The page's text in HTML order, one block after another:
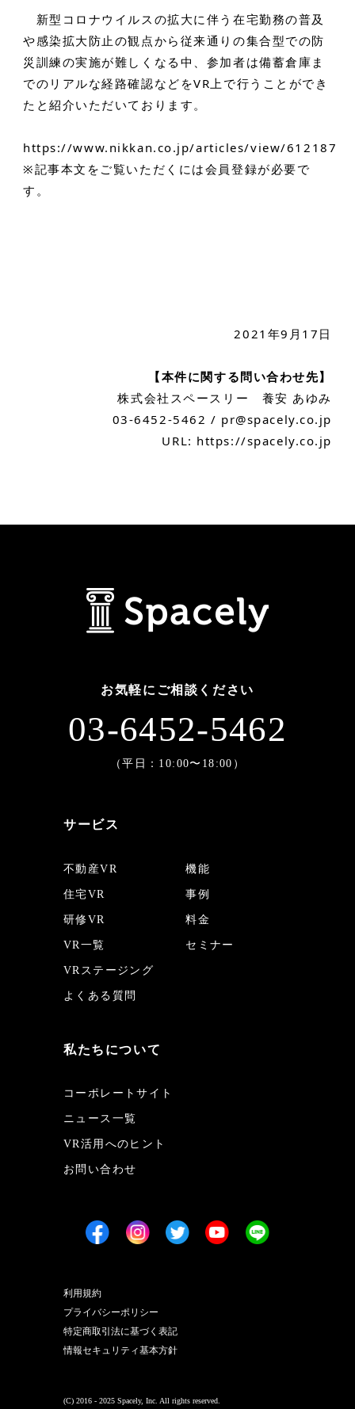
新型コロナウイルスの拡大に伴う在宅勤務の普及
や感染拡大防止の観点から従来通りの集合型での防
災訓練の実施が難しくなる中、参加者は備蓄倉庫ま
でのリアルな経路確認などをVR上で行うことができ
たと紹介いただいております。
https://www.nikkan.co.jp/articles/view/612187
※記事本文をご覧いただくには会員登録が必要で
す。
2021年9月17日
【本件に関する問い合わせ先】
株式会社スペースリー 養安 あゆみ
03-6452-5462 / pr@spacely.co.jp
URL: https://spacely.co.jp
サービス
不動産VR
住宅VR
研修VR
VR一覧
VRステージング
よくある質問
機能
事例
料金
セミナー
私たちについて
コーポレートサイト
ニュース一覧
VR活用へのヒント
お問い合わせ
お気軽にご相談ください
03-6452-5462
（平日：10:00〜18:00）
(C) 2016 - 2025 Spacely, Inc. All rights reserved.
利用規約
プライバシーポリシー
特定商取引法に基づく表記
情報セキュリティ基本方針